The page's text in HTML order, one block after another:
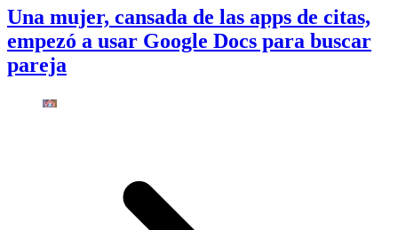
Una mujer, cansada de las apps de citas,
empezó a usar Google Docs para buscar
pareja